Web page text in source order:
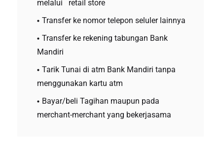
melalui retail store
Transfer ke nomor telepon seluler lainnya
Transfer ke rekening tabungan Bank
Mandiri
Tarik Tunai di atm Bank Mandiri tanpa
menggunakan kartu atm
Bayar/beli Tagihan maupun pada
merchant-merchant yang bekerjasama